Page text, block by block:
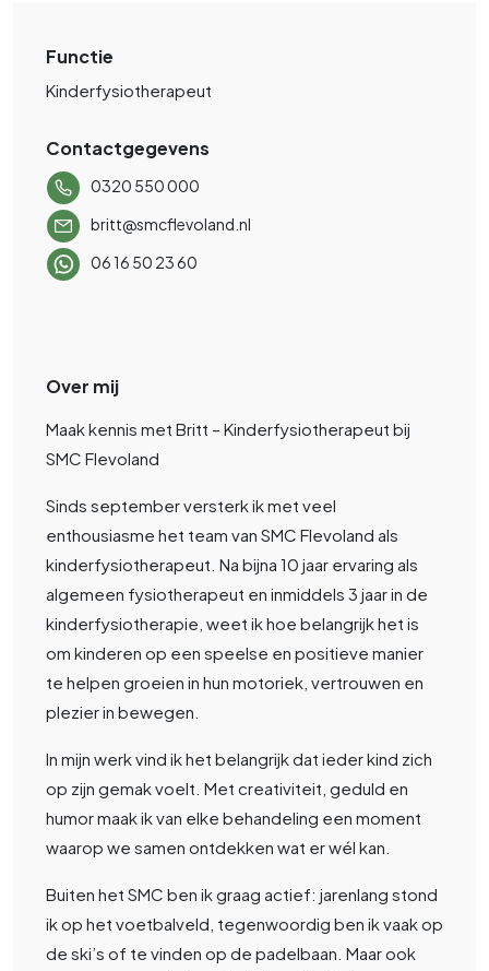
Functie
Kinderfysiotherapeut
Contactgegevens
0320 550 000
britt@smcflevoland.nl
06 16 50 23 60
Over mij
Maak kennis met Britt – Kinderfysiotherapeut bij
SMC Flevoland
Sinds september versterk ik met veel
enthousiasme het team van SMC Flevoland als
kinderfysiotherapeut. Na bijna 10 jaar ervaring als
algemeen fysiotherapeut en inmiddels 3 jaar in de
kinderfysiotherapie, weet ik hoe belangrijk het is
om kinderen op een speelse en positieve manier
te helpen groeien in hun motoriek, vertrouwen en
plezier in bewegen.
In mijn werk vind ik het belangrijk dat ieder kind zich
op zijn gemak voelt. Met creativiteit, geduld en
humor maak ik van elke behandeling een moment
waarop we samen ontdekken wat er wél kan.
Buiten het SMC ben ik graag actief: jarenlang stond
ik op het voetbalveld, tegenwoordig ben ik vaak op
de ski’s of te vinden op de padelbaan. Maar ook